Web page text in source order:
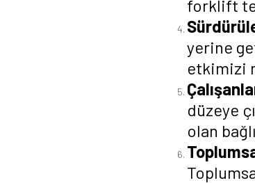
forklift
yerine
etkimizi
düzeye
olan